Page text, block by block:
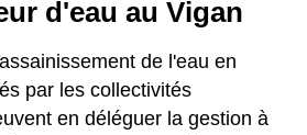
d'eau au Vigan
de l'eau en
par les collectivités
en déléguer la gestion à